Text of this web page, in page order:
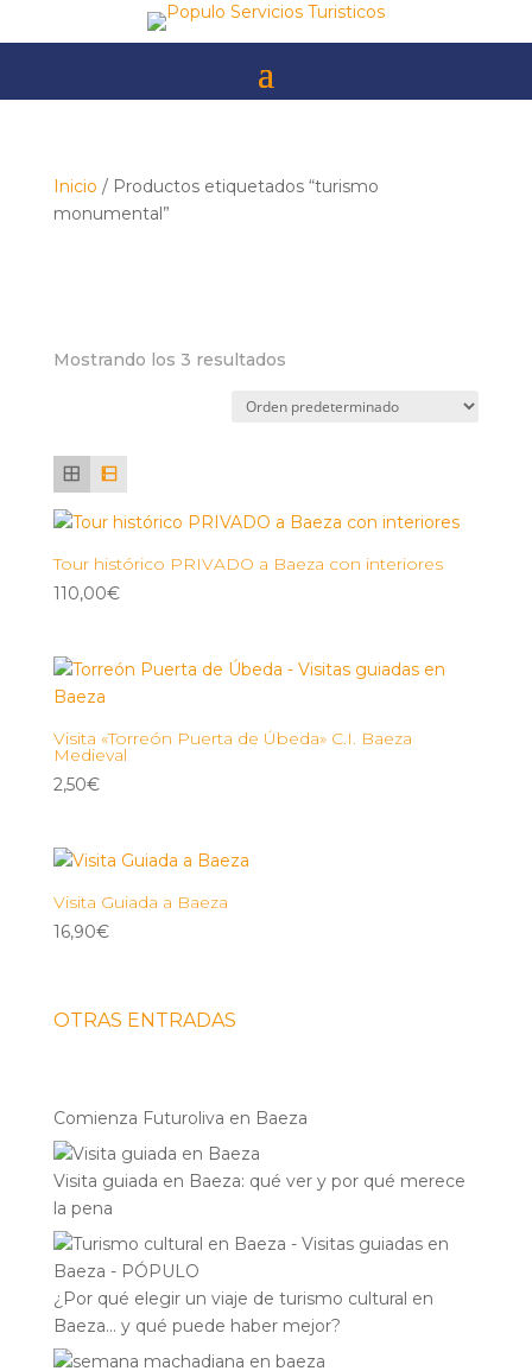
Inicio / Productos etiquetados “turismo
monumental”
Mostrando los 3 resultados
Tour histórico PRIVADO a Baeza con interiores
110,00€
Visita «Torreón Puerta de Úbeda» C.I. Baeza
Medieval
2,50€
Visita Guiada a Baeza
16,90€
OTRAS ENTRADAS
Comienza Futuroliva en Baeza
Visita guiada en Baeza: qué ver y por qué merece
la pena
¿Por qué elegir un viaje de turismo cultural en
Baeza… y qué puede haber mejor?